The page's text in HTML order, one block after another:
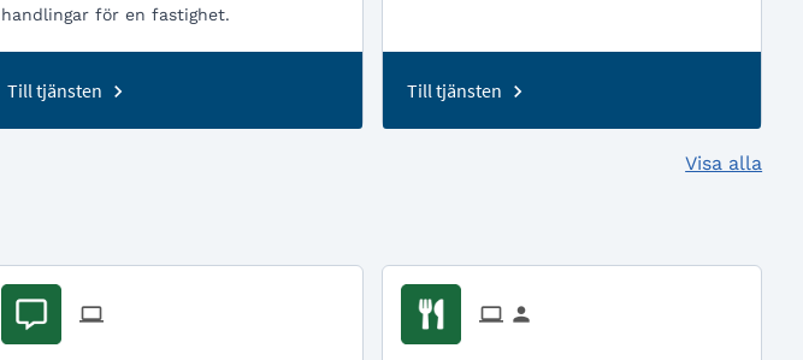
handlingar för en fastighet.
Till tjänsten Till tjänsten
Visa alla